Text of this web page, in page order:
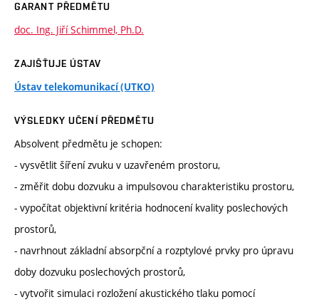
GARANT PŘEDMĚTU
doc. Ing. Jiří Schimmel, Ph.D.
ZAJIŠŤUJE ÚSTAV
Ústav telekomunikací (UTKO)
VÝSLEDKY UČENÍ PŘEDMĚTU
Absolvent předmětu je schopen:
- vysvětlit šíření zvuku v uzavřeném prostoru,
- změřit dobu dozvuku a impulsovou charakteristiku prostoru,
- vypočítat objektivní kritéria hodnocení kvality poslechových
prostorů,
- navrhnout základní absorpční a rozptylové prvky pro úpravu
doby dozvuku poslechových prostorů,
- vytvořit simulaci rozložení akustického tlaku pomocí